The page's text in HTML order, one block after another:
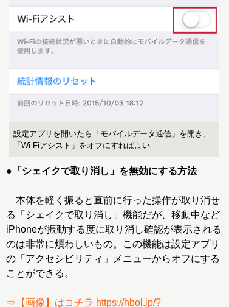
設定アプリを開いたら「モバイルデータ通信」を開き、
「Wi-Fiアシスト」をオフにすればよい
●「シェイクで取り消し」を無効にする方法
本体を軽く振ると直前に行った操作が取り消せ
る「シェイクで取り消し」機能だが、移動中など
iPhoneが振動する度に取り消し確認が表示される
のは非常に煩わしいもの。この機能は設定アプリ
の「アクセシビリティ」メニューからオフにする
ことができる。
⇒【画像】はコチラ https://hbol.jp/?